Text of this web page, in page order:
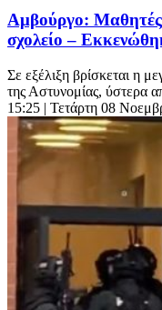
Αμβούργο: Μαθητές
σχολείο –
Σε εξέλιξη βρίσκεται η
της Αστυνομίας, ύστερα
15:25 | Τετάρτη 08